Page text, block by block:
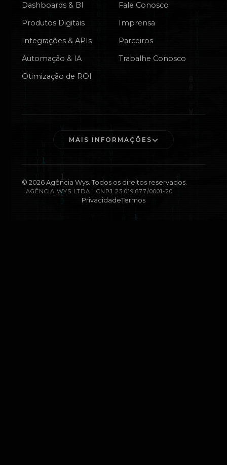
Dashboards & BI
Produtos Digitais
Integrações & APIs
Automação & IA
Otimização de ROI
Fale Conosco
Imprensa
Parceiros
Trabalhe Conosco
MAIS INFORMAÇÕES
© 2026Agência Wys. Todos os direitos reservados.
AGÊNCIA WYS LTDA | CNPJ 23.019.877/0001-20
PrivacidadeTermos